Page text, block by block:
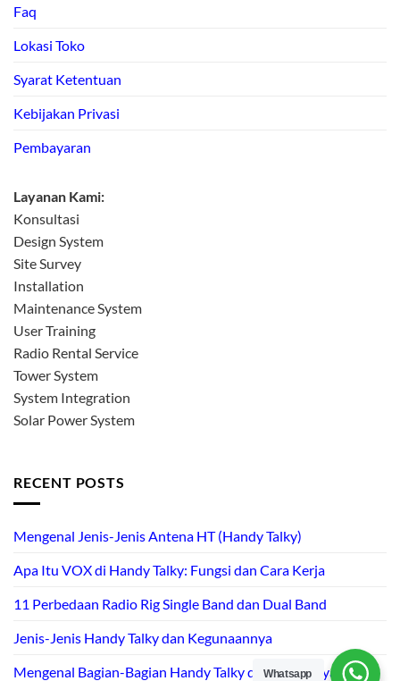
Faq
Lokasi Toko
Syarat Ketentuan
Kebijakan Privasi
Pembayaran
Layanan Kami:
Konsultasi
Design System
Site Survey
Installation
Maintenance System
User Training
Radio Rental Service
Tower System
System Integration
Solar Power System
RECENT POSTS
Mengenal Jenis-Jenis Antena HT (Handy Talky)
Apa Itu VOX di Handy Talky: Fungsi dan Cara Kerja
11 Perbedaan Radio Rig Single Band dan Dual Band
Jenis-Jenis Handy Talky dan Kegunaannya
Mengenal Bagian-Bagian Handy Talky dan Fungsinya
Whatsapp